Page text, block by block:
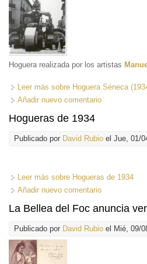
Hoguera realizada por los artistas
Leer más sobre Hoguera Séneca
Añadir nuevo comentario
Hogueras de 1934
Publicado por David Rubio el Jue, 01/
Leer más sobre Hogueras de 1934
Añadir nuevo comentario
La Bellea del Foc anuncia
Publicado por David Rubio el Mié, 09/